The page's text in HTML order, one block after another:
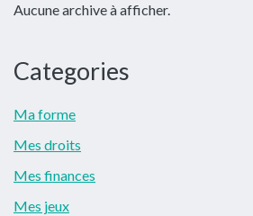
principale
Aucune archive à afficher.
Categories
Ma forme
Mes droits
Mes finances
Mes jeux